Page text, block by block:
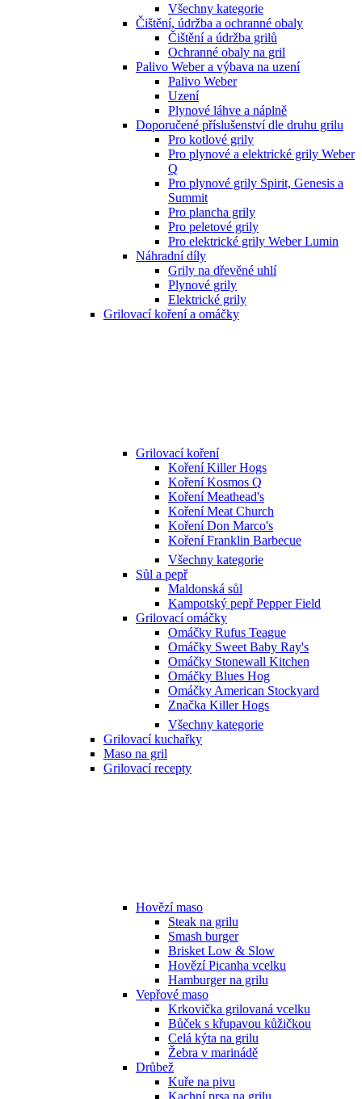
Všechny kategorie
Čištění, údržba a ochranné obaly
Čištění a údržba grilů
Ochranné obaly na gril
Palivo Weber a výbava na uzení
Palivo Weber
Uzení
Plynové láhve a náplně
Doporučené příslušenství dle druhu grilu
Pro kotlové grily
Pro plynové a elektrické grily Weber
Q
Pro plynové grily Spirit, Genesis a
Summit
Pro plancha grily
Pro peletové grily
Pro elektrické grily Weber Lumin
Náhradní díly
Grily na dřevěné uhlí
Plynové grily
Elektrické grily
Grilovací koření a omáčky
Grilovací koření
Koření Killer Hogs
Koření Kosmos Q
Koření Meathead's
Koření Meat Church
Koření Don Marco's
Koření Franklin Barbecue
Všechny kategorie
Sůl a pepř
Maldonská sůl
Kampotský pepř Pepper Field
Grilovací omáčky
Omáčky Rufus Teague
Omáčky Sweet Baby Ray's
Omáčky Stonewall Kitchen
Omáčky Blues Hog
Omáčky American Stockyard
Značka Killer Hogs
Všechny kategorie
Grilovací kuchařky
Maso na gril
Grilovací recepty
Hovězí maso
Steak na grilu
Smash burger
Brisket Low & Slow
Hovězí Picanha vcelku
Hamburger na grilu
Vepřové maso
Krkovička grilovaná vcelku
Bůček s křupavou kůžičkou
Celá kýta na grilu
Žebra v marinádě
Drůbež
Kuře na pivu
Kachní prsa na grilu